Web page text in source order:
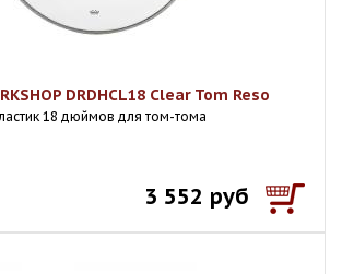
DRDHCL18 Clear Tom Reso
18 дюймов для том-тома
3 552 руб